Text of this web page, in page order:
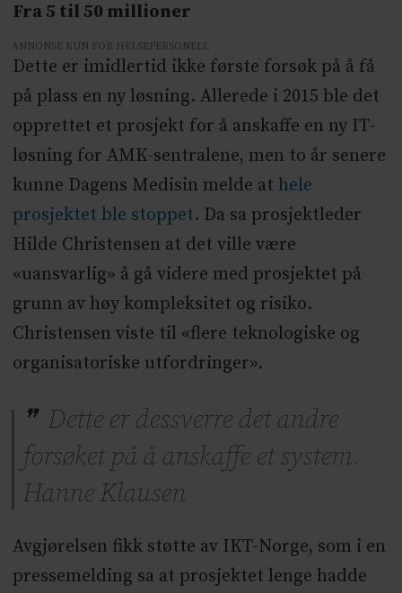
Fra 5 til 50 millioner
ANNONSE KUN FOR HELSEPERSONELL
Dette er imidlertid ikke første forsøk på å få
på plass en ny løsning. Allerede i 2015 ble det
opprettet et prosjekt for å anskaffe en ny IT-
løsning for AMK-sentralene, men to år senere
kunne Dagens Medisin melde at hele
prosjektet ble stoppet. Da sa prosjektleder
Hilde Christensen at det ville være
«uansvarlig» å gå videre med prosjektet på
grunn av høy kompleksitet og risiko.
Christensen viste til «flere teknologiske og
organisatoriske utfordringer».
Dette er dessverre det andre
forsøket på å anskaffe et system.
Hanne Klausen
Avgjørelsen fikk støtte av IKT-Norge, som i en
pressemelding sa at prosjektet lenge hadde